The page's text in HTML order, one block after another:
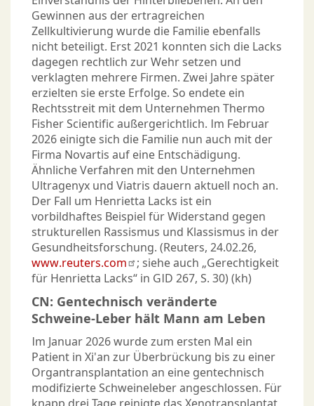
Gewinnen aus der ertragreichen
Zellkultivierung wurde die Familie ebenfalls
nicht beteiligt. Erst 2021 konnten sich die Lacks
dagegen rechtlich zur Wehr setzen und
verklagten mehrere Firmen. Zwei Jahre später
erzielten sie erste Erfolge. So endete ein
Rechtsstreit mit dem Unternehmen Thermo
Fisher Scientific außergerichtlich. Im Februar
2026 einigte sich die Familie nun auch mit der
Firma Novartis auf eine Entschädigung.
Ähnliche Verfahren mit den Unternehmen
Ultragenyx und Viatris dauern aktuell noch an.
Der Fall um Henrietta Lacks ist ein
vorbildhaftes Beispiel für Widerstand gegen
strukturellen Rassismus und Klassismus in der
Gesundheitsforschung. (Reuters, 24.02.26,
www.reuters.com
; siehe auch „Gerechtigkeit
für Henrietta Lacks“ in GID 267, S. 30) (kh)
CN: Gentechnisch veränderte
Schweine-Leber hält Mann am Leben
Im Januar 2026 wurde zum ersten Mal ein
Patient in Xi'an zur Überbrückung bis zu einer
Organtransplantation an eine gentechnisch
modifizierte Schweineleber angeschlossen. Für